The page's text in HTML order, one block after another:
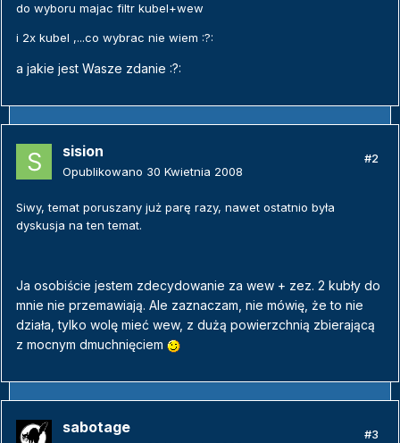
do wyboru majac filtr kubel+wew
i 2x kubel ,...co wybrac nie wiem :?:
a jakie jest Wasze zdanie :?:
sision
Opublikowano 30 Kwietnia 2008
#2
Siwy, temat poruszany już parę razy, nawet ostatnio była
dyskusja na ten temat.
Ja osobiście jestem zdecydowanie za wew + zez. 2 kubły do
mnie nie przemawiają. Ale zaznaczam, nie mówię, że to nie
działa, tylko wolę mieć wew, z dużą powierzchnią zbierającą
z mocnym dmuchnięciem
sabotage #3